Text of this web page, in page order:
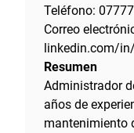
Teléfono:
Correo
linkedin.com/
Resumen
Administrador
años de
mantenimiento